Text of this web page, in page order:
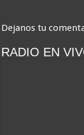
Dejanos tu
RADIO EN